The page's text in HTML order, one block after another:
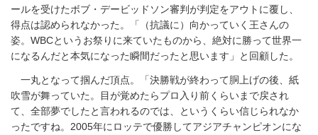
ールを受けたボブ・デービッドソン審判が判定をアウトに覆し、
得点は認められなかった。「（抗議に）向かっていく王さんの
姿。WBCというお祭りに来ていたものから、絶対に勝って世界一
になるんだと本気になった瞬間だったと思います」と回顧した。
一丸となって掴んだ頂点。「決勝戦が終わって胴上げの後、紙
吹雪が舞っていた。目が覚めたらプロ入り前くらいまで戻され
て、全部夢でしたと言われるのでは、というくらい信じられなか
ったですね。2005年にロッテで優勝してアジアチャンピオンにな